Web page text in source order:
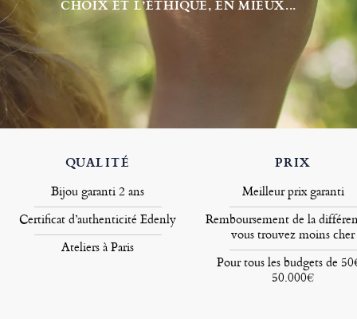
CHOIX ET L’ÉTHIQUE, EN MIEUX...
QUALITÉ
Bijou garanti 2 ans
Certificat d’authenticité Edenly
Ateliers à Paris
PRIX
Meilleur prix garanti
Remboursement de la
vous trouvez moins cher
Pour tous les budgets de
50.000€